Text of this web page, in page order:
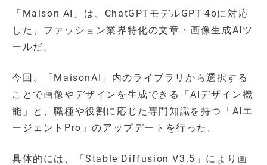
「Maison AI」は、ChatGPTモデルGPT-4oに対応
した、ファッション業界特化の文章・画像生成AIツ
ールだ。
今回、「MaisonAI」内のライブラリから選択する
ことで画像やデザインを生成できる「AIデザイン機
能」と、職種や役割に応じた専門知識を持つ「AIエ
ージェントPro」のアップデートを行った。
具体的には、「Stable Diffusion V3.5」により画